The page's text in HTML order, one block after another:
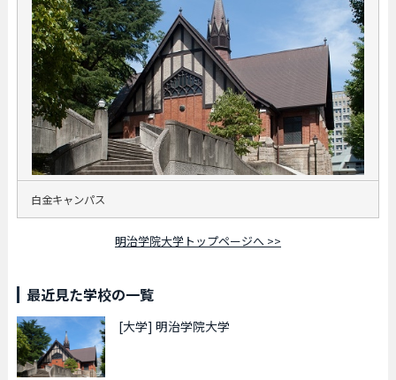
白金キャンパス
明治学院大学トップページへ >>
最近見た学校の一覧
[大学] 明治学院大学